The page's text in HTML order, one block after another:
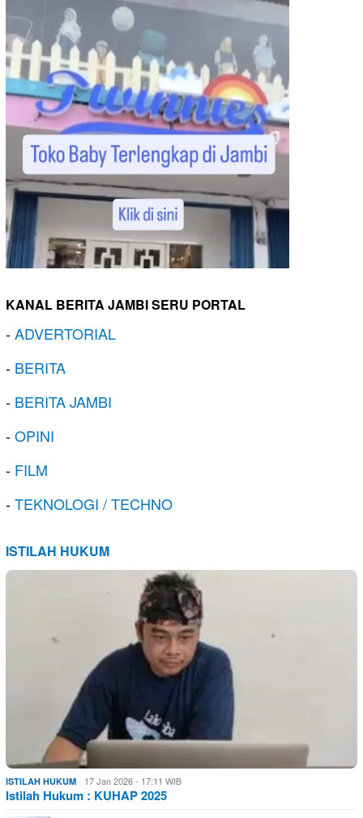
KANAL BERITA JAMBI SERU PORTAL
-ADVERTORIAL
- BERITA
- BERITA JAMBI
-OPINI
- FILM
-TEKNOLOGI / TECHNO
ISTILAH HUKUM
ISTILAH HUKUM 17 Jan 2026 - 17:11 WIB
Istilah Hukum : KUHAP 2025